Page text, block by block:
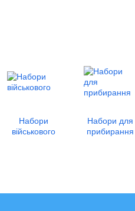
Набори
військового
Набори для
прибирання